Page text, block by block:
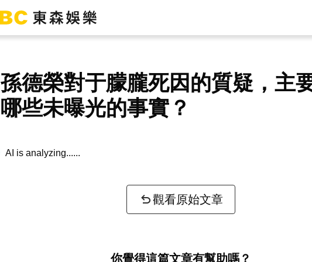
孫德榮對于朦朧死因的質疑，主
哪些未曝光的事實？
AI is analyzing...
觀看原始文章
你覺得這篇文章有幫助嗎？